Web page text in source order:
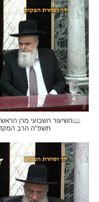
📖השיעור השבועי מרן
תשפ"ה הרב